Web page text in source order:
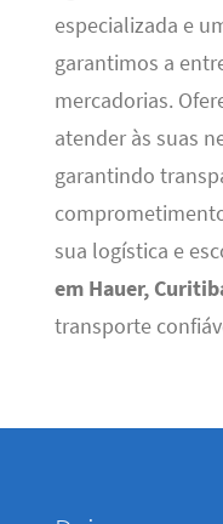
especializada e
garantimos a
mercadorias.
atender às suas
garantindo
sua logística e
em Hauer,
transporte